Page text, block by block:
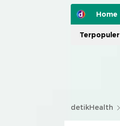
Home
Terpopuler
detikHealth